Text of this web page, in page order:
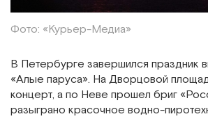
Фото: «Курьер-Медиа»
В Петербурге завершился праздник
«Алые паруса». На Дворцовой
концерт, а по Неве прошел бриг
разыграно красочное водно-